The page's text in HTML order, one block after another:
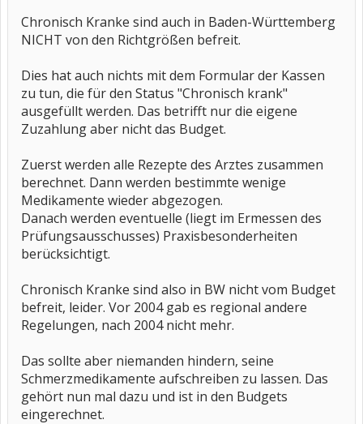
Chronisch Kranke sind auch in Baden-Württemberg
NICHT von den Richtgrößen befreit.
Dies hat auch nichts mit dem Formular der Kassen
zu tun, die für den Status "Chronisch krank"
ausgefüllt werden. Das betrifft nur die eigene
Zuzahlung aber nicht das Budget.
Zuerst werden alle Rezepte des Arztes zusammen
berechnet. Dann werden bestimmte wenige
Medikamente wieder abgezogen.
Danach werden eventuelle (liegt im Ermessen des
Prüfungsausschusses) Praxisbesonderheiten
berücksichtigt.
Chronisch Kranke sind also in BW nicht vom Budget
befreit, leider. Vor 2004 gab es regional andere
Regelungen, nach 2004 nicht mehr.
Das sollte aber niemanden hindern, seine
Schmerzmedikamente aufschreiben zu lassen. Das
gehört nun mal dazu und ist in den Budgets
eingerechnet.